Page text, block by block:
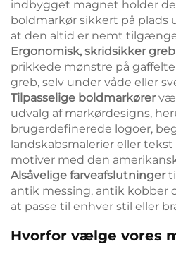
indbygget magnet holder
boldmarkør sikkert på plads
at den altid er nemt
Ergonomisk, skridsikker greb
prikkede mønstre på
greb, selv under våde eller
Tilpasselige boldmarkører
udvalg af markørdesigns,
brugerdefinerede logoer,
landskabsmalerier eller tekst
motiver med den
Alsåvelige farveafslutninger
antik messing, antik kobber
at passe til enhver stil eller
Hvorfor vælge vores